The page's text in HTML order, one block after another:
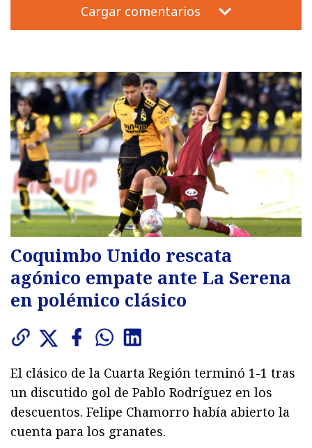
Cargar comentarios
Coquimbo Unido rescata
agónico empate ante La Serena
en polémico clásico
El clásico de la Cuarta Región terminó 1-1 tras
un discutido gol de Pablo Rodríguez en los
descuentos. Felipe Chamorro había abierto la
cuenta para los granates.